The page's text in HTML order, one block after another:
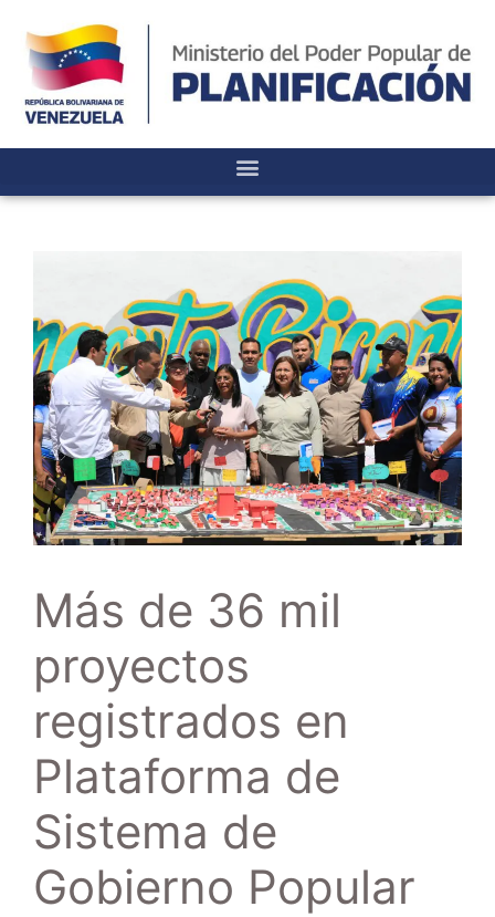
Más de 36 mil
proyectos
registrados en
Plataforma de
Sistema de
Gobierno Popular